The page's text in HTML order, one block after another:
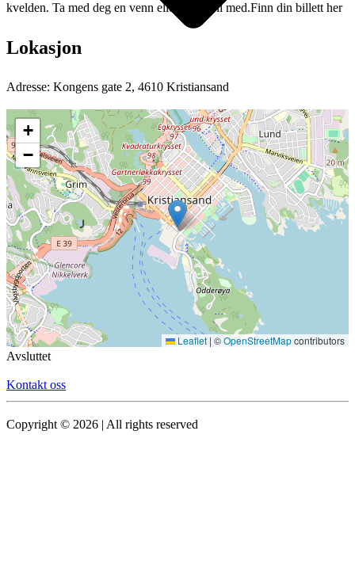
Om oss
Kontakt
kvelden. Ta med deg en venn eller to og bli med.Finn din billett her
Lokasjon
Adresse: Kongens gate 2, 4610 Kristiansand
+
−
Leaflet | ©OpenStreetMapcontributors
Avsluttet
Kontakt oss
Copyright © 2026 | All rights reserved